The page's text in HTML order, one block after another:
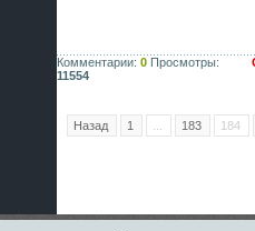
Комментарии: 0 Просмотры:
11554
Назад 1 183 184